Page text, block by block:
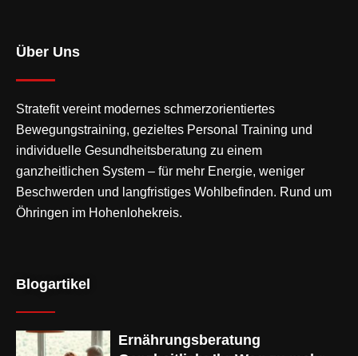
Über Uns
Stratefit vereint modernes schmerzorientiertes
Bewegungstraining, gezieltes Personal Training und
individuelle Gesundheitsberatung zu einem
ganzheitlichen System – für mehr Energie, weniger
Beschwerden und langfristiges Wohlbefinden. Rund um
Öhringen im Hohenlohekreis.
Blogartikel
Ernährungsberatung